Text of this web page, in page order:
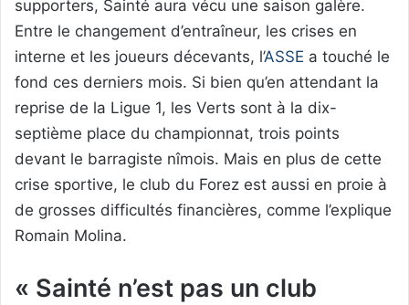
supporters, Sainté aura vécu une saison galère.
Entre le changement d’entraîneur, les crises en
interne et les joueurs décevants, l’ASSE a touché le
fond ces derniers mois. Si bien qu’en attendant la
reprise de la Ligue 1, les Verts sont à la dix-
septième place du championnat, trois points
devant le barragiste nîmois. Mais en plus de cette
crise sportive, le club du Forez est aussi en proie à
de grosses difficultés financières, comme l’explique
Romain Molina.
« Sainté n’est pas un club